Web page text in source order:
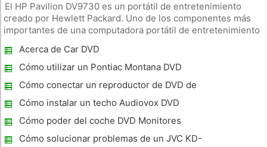
El HP Pavilion DV9730 es un portátil de entretenimiento
creado por Hewlett Packard. Uno de los componentes más
importantes de una computadora portátil de entretenimiento
imágenes y vídeo en movimiento en la pantalla del portátil. Si
va a
Acerca de Car DVD
Cómo utilizar un Pontiac Montana DVD
Cómo conectar un reproductor de DVD de
Coches
Cómo instalar un techo Audiovox DVD
Cómo poder del coche DVD Monitores
Cómo solucionar problemas de un JVC KD-